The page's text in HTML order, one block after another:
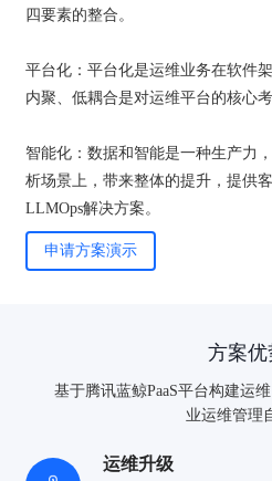
四要素的整合。
平台化：平台化是运维业务在软件
内聚、低耦合是对运维平台的核心考
智能化：数据和智能是一种生产力
析场景上，带来整体的提升，提供客
LLMOps解决方案。
申请方案演示
方案优
基于腾讯蓝鲸PaaS平台构建运
业运维管理
运维升级
验证码登录 密码登录